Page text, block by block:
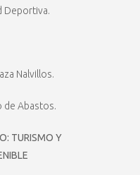
Deportiva.
Nalvillos.
de Abastos.
TURISMO Y